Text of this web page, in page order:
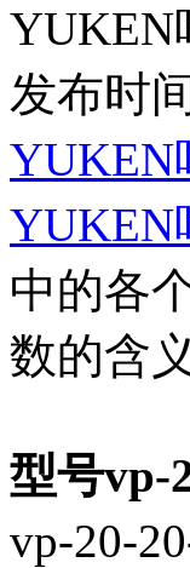
YUKEN
发布时
YUKEN
YUKEN
中的各
数的含
型号vp-
vp-20-